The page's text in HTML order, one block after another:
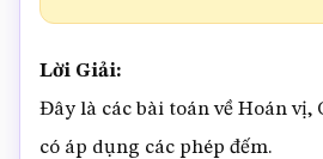
Lời Giải:
Đây là các bài toán về Hoán vị,
có áp dụng các phép đếm.